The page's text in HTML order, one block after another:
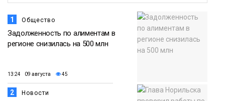
1 Общество
Задолженность по алиментам в
регионе снизилась на 500 млн
13:24 09 августа 45
2 Новости